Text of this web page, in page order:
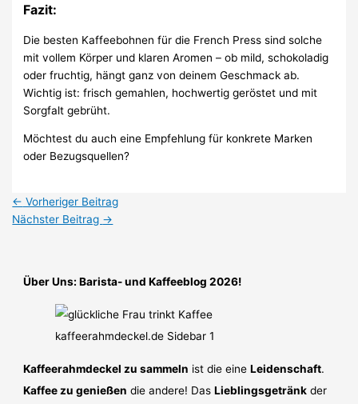
Fazit:
Die besten Kaffeebohnen für die French Press sind solche
mit vollem Körper und klaren Aromen – ob mild, schokoladig
oder fruchtig, hängt ganz von deinem Geschmack ab.
Wichtig ist: frisch gemahlen, hochwertig geröstet und mit
Sorgfalt gebrüht.
Möchtest du auch eine Empfehlung für konkrete Marken
oder Bezugsquellen?
← Vorheriger Beitrag
Nächster Beitrag →
Über Uns: Barista- und Kaffeeblog 2026!
Kaffeerahmdeckel zu sammeln ist die eineLeidenschaft.
Kaffee zu genießen die andere! DasLieblingsgetränk der